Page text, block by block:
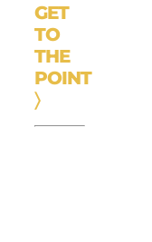
GET
TO
THE
POINT
〉